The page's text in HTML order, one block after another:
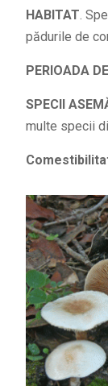
HABITAT.
pădurile de
PERIOADA
SPECII
multe specii